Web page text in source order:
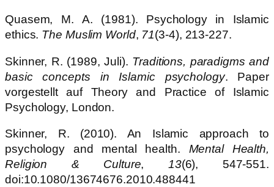
Quasem, M. A. (1981). Psychology in Islamic
ethics. The Muslim World, 71(3-4), 213-227.
Skinner, R. (1989, Juli). Traditions, paradigms and
basic concepts in Islamic psychology. Paper
vorgestellt auf Theory and Practice of Islamic
Psychology, London.
Skinner, R. (2010). An Islamic approach to
psychology and mental health. Mental Health,
Religion & Culture, 13(6), 547-551.
doi:10.1080/13674676.2010.488441